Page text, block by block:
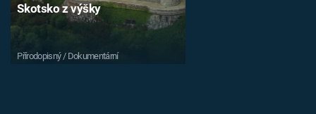
Skotsko z výšky
Přírodopisný / Dokumentární